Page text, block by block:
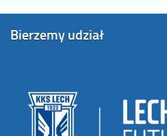
Bierzemy udział